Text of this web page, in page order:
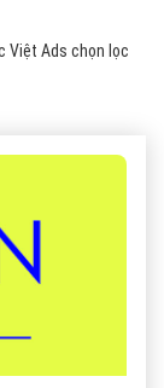
Việt Ads chọn lọc